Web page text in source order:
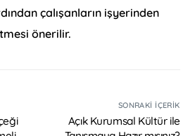
çalışanların işyerinden
önerilir.
SONRAKI İÇERIK
Açık Kurumsal Kültür ile